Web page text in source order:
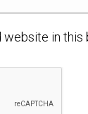
website in